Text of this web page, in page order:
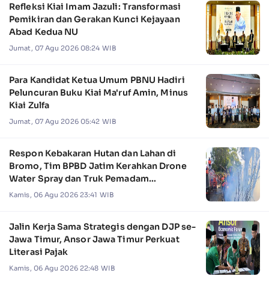
Refleksi Kiai Imam Jazuli: Transformasi
Pemikiran dan Gerakan Kunci Kejayaan
Abad Kedua NU
Jumat, 07 Agu 2026 08:24 WIB
Para Kandidat Ketua Umum PBNU Hadiri
Peluncuran Buku Kiai Ma'ruf Amin, Minus
Kiai Zulfa
Jumat, 07 Agu 2026 05:42 WIB
Respon Kebakaran Hutan dan Lahan di
Bromo, Tim BPBD Jatim Kerahkan Drone
Water Spray dan Truk Pemadam
Kebakaran
Kamis, 06 Agu 2026 23:41 WIB
Jalin Kerja Sama Strategis dengan DJP se-
Jawa Timur, Ansor Jawa Timur Perkuat
Literasi Pajak
Kamis, 06 Agu 2026 22:48 WIB